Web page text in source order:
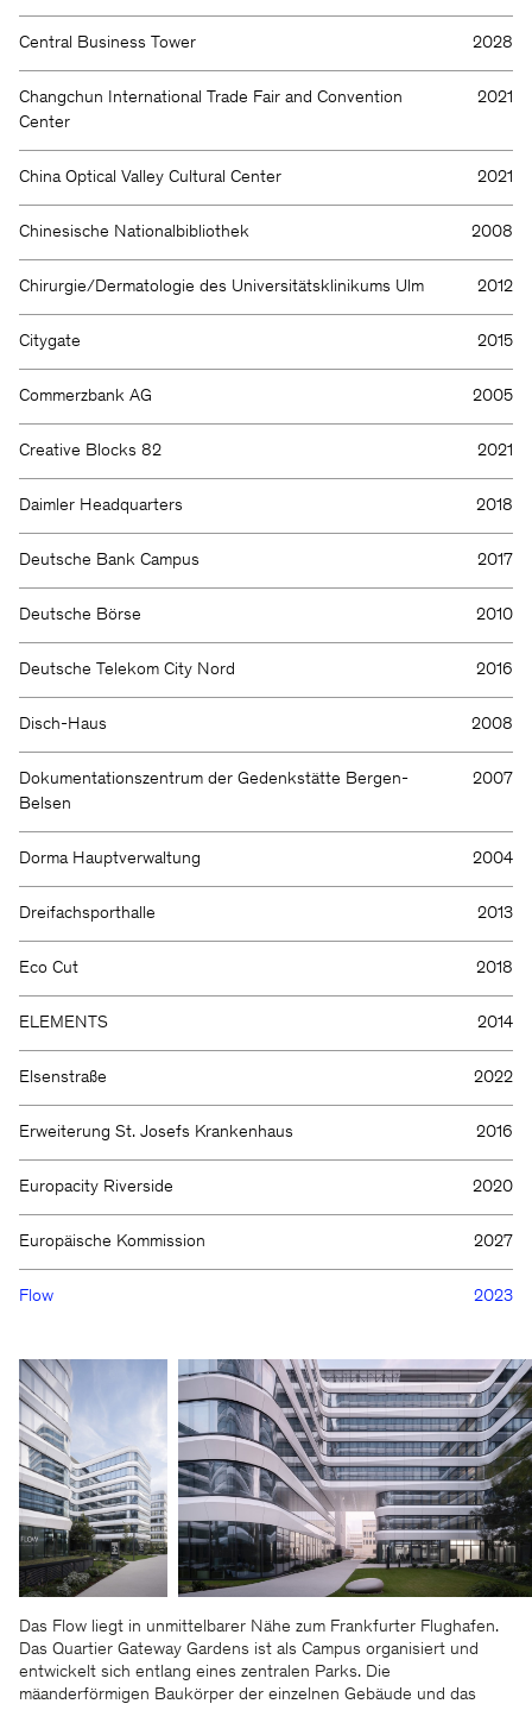
Central Business Tower 2028
Changchun International Trade Fair and Convention
Center
2021
China Optical Valley Cultural Center 2021
Chinesische Nationalbibliothek 2008
Chirurgie/Dermatologie des Universitätsklinikums Ulm 2012
Citygate 2015
Commerzbank AG 2005
Creative Blocks 82 2021
Daimler Headquarters 2018
Deutsche Bank Campus 2017
Deutsche Börse 2010
Deutsche Telekom City Nord 2016
Disch-Haus 2008
Dokumentationszentrum der Gedenkstätte Bergen-
Belsen
2007
Dorma Hauptverwaltung 2004
Dreifachsporthalle 2013
Eco Cut 2018
ELEMENTS 2014
Elsenstraße 2022
Erweiterung St. Josefs Krankenhaus 2016
Europacity Riverside 2020
Europäische Kommission 2027
Flow 2023
Das Flow liegt in unmittelbarer Nähe zum Frankfurter Flughafen.
Das Quartier Gateway Gardens ist als Campus organisiert und
entwickelt sich entlang eines zentralen Parks. Die
mäanderförmigen Baukörper der einzelnen Gebäude und das